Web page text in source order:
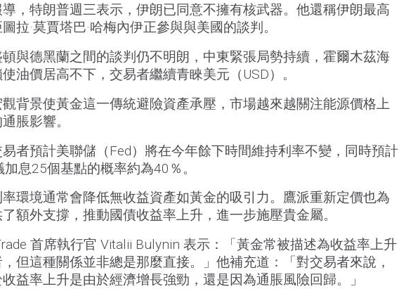
，特朗普週三表示，伊朗已同意不擁有核武器。他還稱伊朗最高
拉·莫賈塔巴·哈梅內伊正參與與美國的談判。
與德黑蘭之間的談判仍不明朗，中東緊張局勢持續，霍爾木茲海
油價居高不下，交易者繼續青睞美元（USD）。
背景使黃金這一傳統避險資產承壓，市場越來越關注能源價格上
脹影響。
者預計美聯儲（Fed）將在今年餘下時間維持利率不變，同時預計
息25個基點的概率約為40％。
環境通常會降低無收益資產如黃金的吸引力。鷹派重新定價也為
額外支撐，推動國債收益率上升，進一步施壓貴金屬。
首席執行官 Vitalii Bulynin 表示：「黃金常被描述為收益率上升
但這種關係並非總是那麼直接。」他補充道：「對交易者來說，
益率上升是由於經濟增長強勁，還是因為通脹風險回歸。」